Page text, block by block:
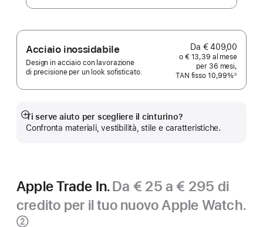
Acciaio inossidabile
Design in acciaio con lavorazione
di precisione per un look sofisticato.
Da € 409,00
o € 13,39 al mese
per 36 mesi,
TAN fisso 10,99%①
Ti serve aiuto per scegliere il cinturino?
Confronta materiali, vestibilità, stile e caratteristiche.
Mostra
di
Apple Trade In.Da € 25 a € 295 di
credito per il tuo nuovo Apple Watch.
Nota
②